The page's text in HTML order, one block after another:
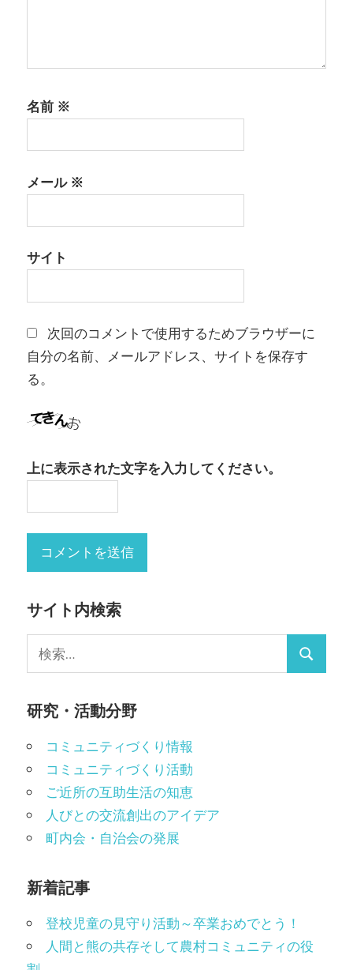
名前 ※
メール※
サイト
次回のコメントで使用するためブラウザーに
自分の名前、メールアドレス、サイトを保存す
る。
上に表示された文字を入力してください。
サイト内検索
索:
検
研究・活動分野
コミュニティづくり情報
コミュニティづくり活動
ご近所の互助生活の知恵
人びとの交流創出のアイデア
町内会・自治会の発展
新着記事
登校児童の見守り活動～卒業おめでとう！
人間と熊の共存そして農村コミュニティの役